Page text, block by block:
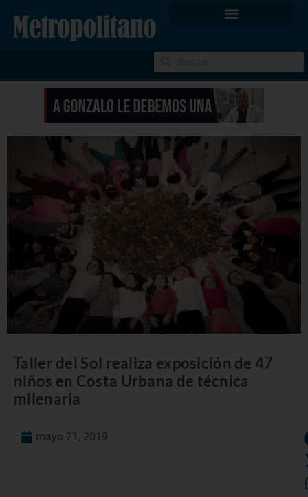
Taller del Sol realiza exposición de 47
niños en Costa Urbana de técnica
milenaria
mayo 21, 2019